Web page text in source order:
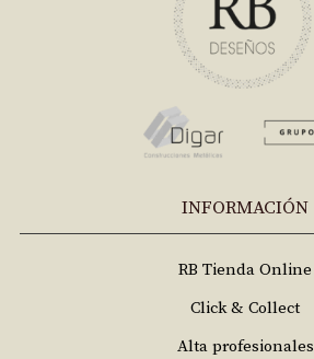
INFORMACIÓN
RB Tienda Online
Click & Collect
Alta profesionales